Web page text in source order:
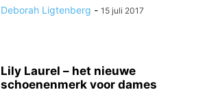
Deborah Ligtenberg - 15 juli 2017
Lily Laurel – het nieuwe
schoenenmerk voor dames